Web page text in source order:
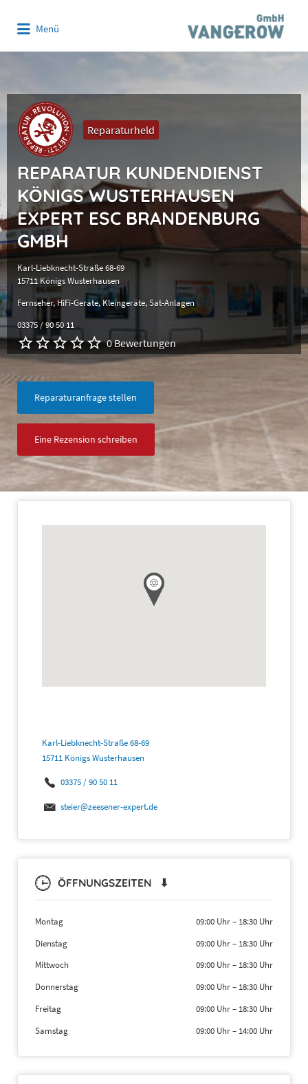
Menü
Reparaturheld
REPARATUR KUNDENDIENST
KÖNIGS WUSTERHAUSEN
EXPERT ESC BRANDENBURG
GMBH
Karl-Liebknecht-Straße 68-69
15711 Königs Wusterhausen
Fernseher HiFi-Geräte Kleingeräte Sat-Anlagen
03375 / 90 50 11
0 Bewertungen
Reparaturanfrage stellen
Eine Rezension schreiben
Karl-Liebknecht-Straße 68-69
15711 Königs Wusterhausen
03375 / 90 50 11
steier@zeesener-expert.de
ÖFFNUNGSZEITEN ⬇
Montag 09:00 Uhr– 18:30 Uhr
Dienstag
09:00 Uhr– 18:30 Uhr
Mittwoch
09:00 Uhr– 18:30 Uhr
Donnerstag
09:00 Uhr– 18:30 Uhr
Freitag
09:00 Uhr– 18:30 Uhr
Samstag
09:00 Uhr– 14:00 Uhr